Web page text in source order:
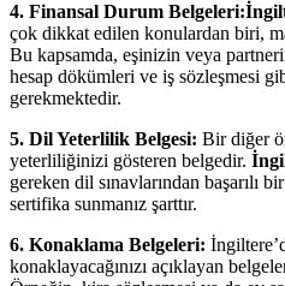
4. Finansal Durum
çok dikkat edilen konulardan biri,
Bu kapsamda, eşinizin veya
hesap dökümleri ve iş sözleşmesi
gerekmektedir.
5. Dil Yeterlilik Belgesi: Bir diğer
yeterliliğinizi gösteren belgedir.
gereken dil sınavlarından başarılı
sertifika sunmanız şarttır.
6. Konaklama Belgeleri:
konaklayacağınızı açıklayan